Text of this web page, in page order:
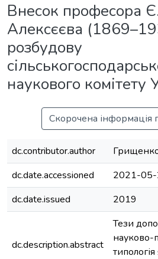
Внесок професора
Алексєєва
розбудову
наукового комітету
Скорочена інформація
dc.contributor.author
dc.date.accessioned
2021-05-
dc.date.issued
2019
dc.description.abstract
Тези
науково-